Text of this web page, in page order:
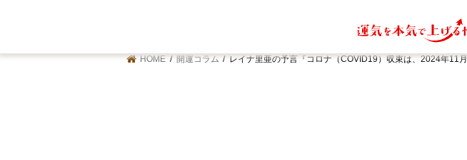
HOME 開運コラム レイナ里亜の予言『コロナ（COVID19）収束は、2024年11月